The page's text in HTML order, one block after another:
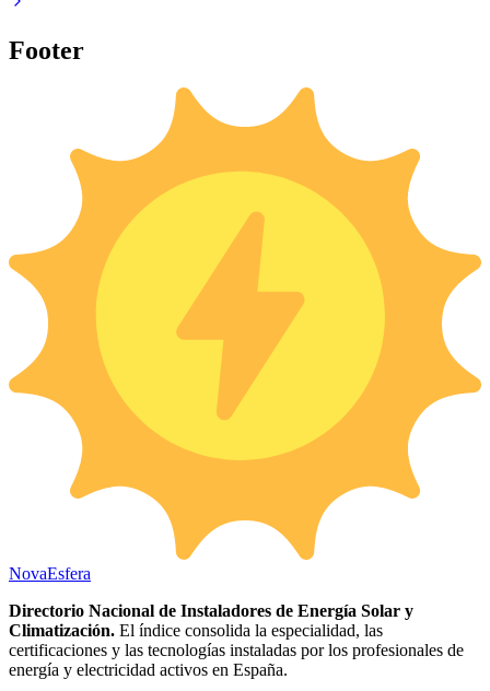
Footer
NovaEsfera
Directorio Nacional de Instaladores de Energía Solar y
Climatización. El índice consolida la especialidad, las
certificaciones y las tecnologías instaladas por los profesionales de
energía y electricidad activos en España.